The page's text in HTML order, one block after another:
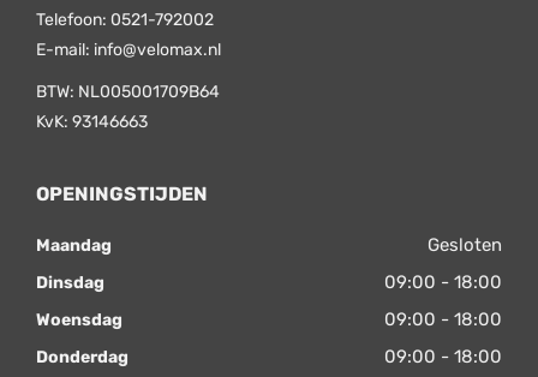
Telefoon: 0521-792002
E-mail: info@velomax.nl
BTW: NL005001709B64
KvK: 93146663
OPENINGSTIJDEN
Maandag Gesloten
Dinsdag 09:00 - 18:00
Woensdag 09:00 - 18:00
Donderdag 09:00 - 18:00